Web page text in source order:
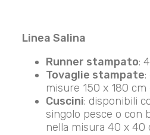
Linea Salina
Runner stampato:
Tovaglie stampate
misure 150 x 180 cm
Cuscini: disponibili
singolo pesce o con
nella misura 40 x 40